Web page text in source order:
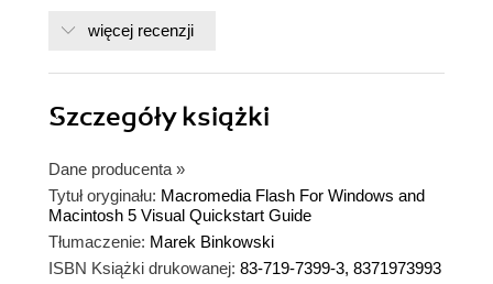
więcej recenzji
Szczegółyksiążki
Dane producenta »
Tytuł oryginału: Macromedia Flash For Windows and
Macintosh 5 Visual Quickstart Guide
Tłumaczenie: Marek Binkowski
ISBN Książki drukowanej: 83-719-7399-3, 8371973993